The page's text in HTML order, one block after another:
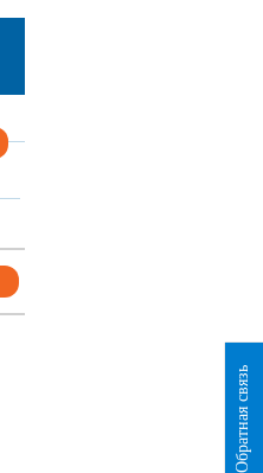
Обратная связь